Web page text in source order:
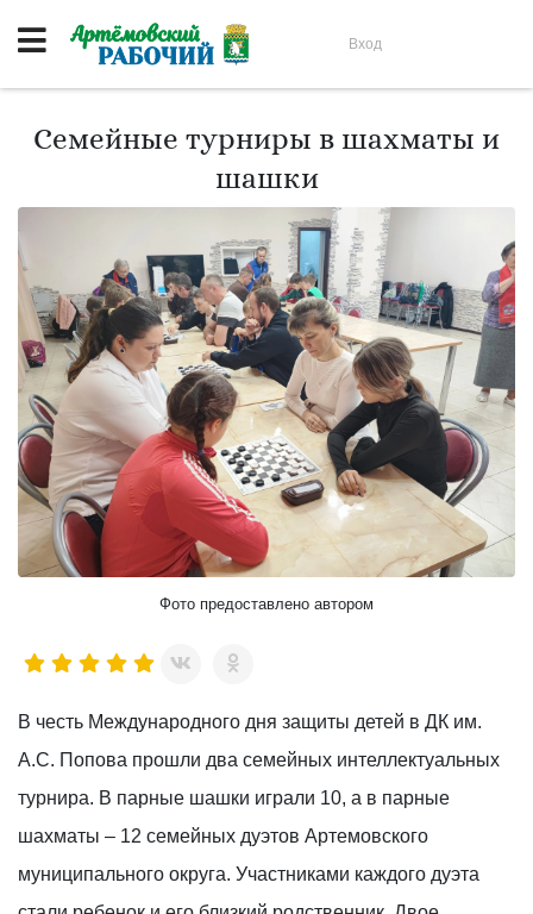
Вход
Семейные турниры в шахматы и
шашки
Фото предоставлено автором
В честь Международного дня защиты детей в ДК им.
А.С. Попова прошли два семейных интеллектуальных
турнира. В парные шашки играли 10, а в парные
шахматы – 12 семейных дуэтов Артемовского
муниципального округа. Участниками каждого дуэта